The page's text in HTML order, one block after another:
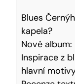
Blues
kapela?
Nové
Inspirace z
hlavní